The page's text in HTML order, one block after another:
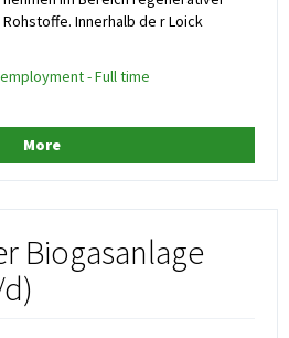
Innerhalb de r Loick
- Full time
More
Biogasanlage